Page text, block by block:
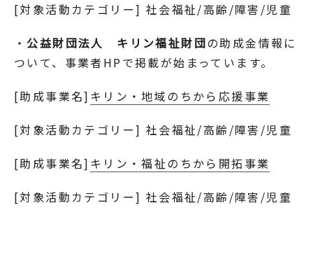
[対象活動カテゴリー] 社会福祉/高齢/障害/児童
・公益財団法人 キリン福祉財団の助成金情報に
ついて、事業者HPで掲載が始まっています。
[助成事業名] キリン・地域のちから応援事業
[対象活動カテゴリー] 社会福祉/高齢/障害/児童
[助成事業名] キリン・福祉のちから開拓事業
[対象活動カテゴリー] 社会福祉/高齢/障害/児童